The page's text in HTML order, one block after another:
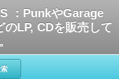
：PunkやGarage
LP, CDを販売して